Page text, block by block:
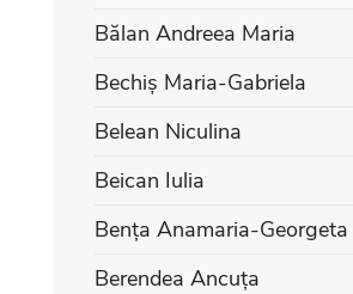
Bălan Andreea Maria
Bechiș Maria-Gabriela
Belean Niculina
Beican Iulia
Bența Anamaria-Georgeta
Berendea Ancuța